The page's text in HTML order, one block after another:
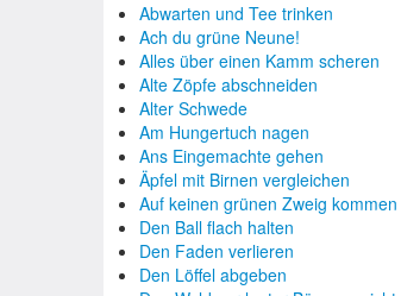
Abwarten und Tee trinken
Ach du grüne Neune!
Alles über einen Kamm scheren
Alte Zöpfe abschneiden
Alter Schwede
Am Hungertuch nagen
Ans Eingemachte gehen
Äpfel mit Birnen vergleichen
Auf keinen grünen Zweig kommen
Den Ball flach halten
Den Faden verlieren
Den Löffel abgeben